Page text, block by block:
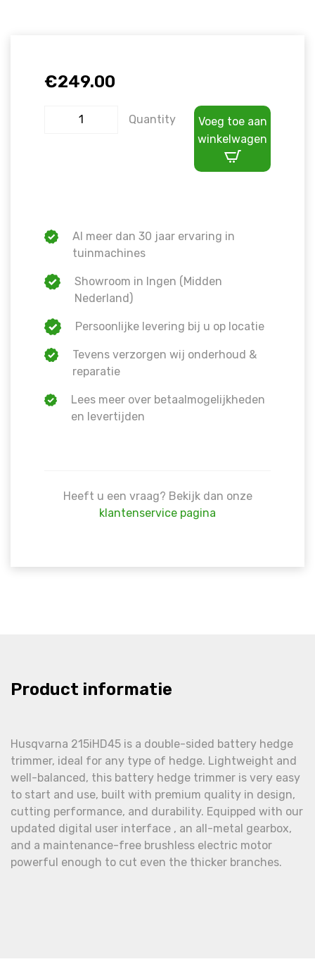
€249.00
Quantity
Voeg toe aan
winkelwagen
Al meer dan 30 jaar ervaring in
tuinmachines
Showroom in Ingen (Midden
Nederland)
Persoonlijke levering bij u op locatie
Tevens verzorgen wij onderhoud &
reparatie
Lees meer over betaalmogelijkheden
en levertijden
Heeft u een vraag? Bekijk dan onze
klantenservice pagina
Product informatie
Husqvarna 215iHD45 is a double-sided battery hedge
trimmer, ideal for any type of hedge. Lightweight and
well-balanced, this battery hedge trimmer is very easy
to start and use, built with premium quality in design,
cutting performance, and durability. Equipped with our
updated digital user interface , an all-metal gearbox,
and a maintenance-free brushless electric motor
powerful enough to cut even the thicker branches.